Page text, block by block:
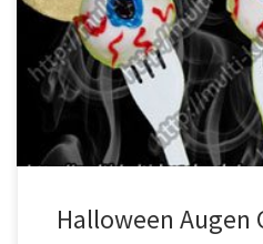
mit Schoko Geschmack
Pops Den Kuchen zerbröseln
die Glasur abschneiden). Nun den
geben bis die Masse sich leicht […]
Halloween Augen